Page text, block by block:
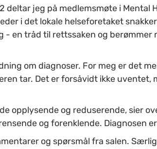
deltar jeg på medlemsmøte i Mental
i det lokale helseforetaket
- en tråd til rettssaken og berømmer
om diagnoser. For meg er det
tar. Det er forsåvidt ikke uventet,
opplysende og reduserende, sier
og forenklende. Diagnosen
og spørsmål fra salen.